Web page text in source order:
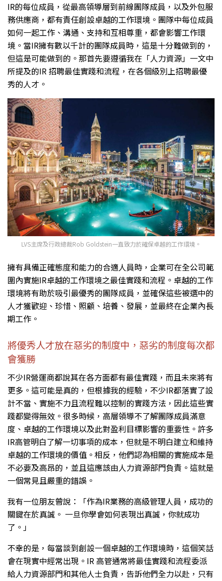
IR的每位成員，從最高領導層到前線團隊成員，以及外包服
務供應商，都有責任創設卓越的工作環境。團隊中每位成員
如何一起工作、溝通、支持和互相尊重，都會影響工作環
境。當IR擁有數以千計的團隊成員時，這是十分難做到的，
但這是可能做到的。那首先要遵循我在「人力資源」一文中
所提及的IR 招聘最佳實踐和流程，在各個級別上招聘最優
秀的人才。
LVS主席及行政總裁Rob Goldstein一直致力於確保卓越的工作環境。
擁有具備正確態度和能力的合適人員時，企業可在全公司範
圍內實施IR卓越的工作環境之最佳實踐和流程。卓越的工作
環境將有助於吸引最優秀的團隊成員，並確保這些被選中的
人才獲歡迎、珍惜、照顧、培養、發展，並最終在企業內長
期工作。
將優秀人才放在惡劣的制度中，惡劣的制度每次都
會獲勝
不少IR營運商都說其在各方面都有最佳實踐，而且未來將有
更多。這可能是真的，但根據我的經驗，不少IR都落實了設
計不當、實施不力且流程難以控制的實踐方法，因此這些實
踐都變得無效。很多時候，高層領導不了解團隊成員滿意
度、卓越的工作環境以及此對盈利目標影響的重要性。許多
IR高管明白了解一切事項的成本，但就是不明白建立和維持
卓越的工作環境的價值。相反，他們認為相關的實施成本是
不必要及高昂的，並且這應該由人力資源部門負責。這就是
一個常見且嚴重的錯誤。
我有一位朋友曾說：「作為IR業務的高級管理人員，成功的
關鍵在於真誠。 一旦你學會如何表現出真誠，你就成功
了。」
不幸的是，每當談到創設一個卓越的工作環境時，這個笑話
會在現實中經常出現。IR 高管通常將最佳實踐和流程委派
給人力資源部門和其他人士負責，告訴他們全力以赴，只有